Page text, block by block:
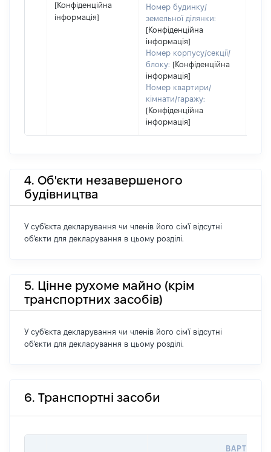
[Конфіденційна
інформація]
Номер будинку/
земельної ділянки:
[Конфіденційна
інформація]
Номер корпусу/секції/
блоку: [Конфіденційна
інформація]
Номер квартири/
кімнати/гаражу:
[Конфіденційна
інформація]
4. Об'єкти незавершеного
будівництва
У суб'єкта декларування чи членів його сім'ї відсутні
об'єкти для декларування в цьому розділі.
5. Цінне рухоме майно (крім
транспортних засобів)
У суб'єкта декларування чи членів його сім'ї відсутні
об'єкти для декларування в цьому розділі.
6. Транспортні засоби
ВАРТІСТЬ